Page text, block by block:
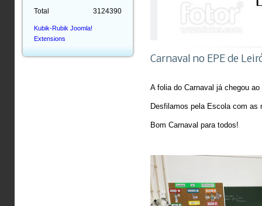
Carnaval no EPE de
A folia do Carnaval já chegou
Desfilamos pela Escola com
Bom Carnaval para todos!
Total 3124390
Kubik-Rubik Joomla!
Extensions